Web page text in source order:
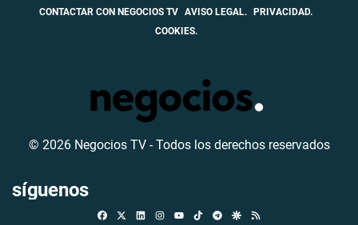
CONTACTAR CON NEGOCIOS TV AVISO LEGAL.
PRIVACIDAD.
COOKIES.
© 2026 Negocios TV - Todos los derechos reservados
síguenos
FacebookLinkedinInstagramTikTokTelegramGoogle Discover